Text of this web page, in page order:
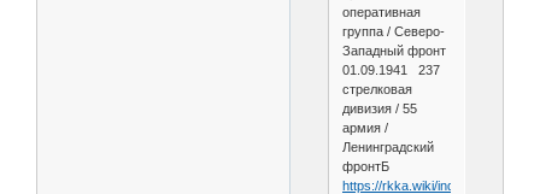
оперативная
группа / Северо-
Западный фронт
01.09.1941 237
стрелковая
дивизия / 55
армия /
Ленинградский
фронтБ
https://rkka.wiki/index.php/